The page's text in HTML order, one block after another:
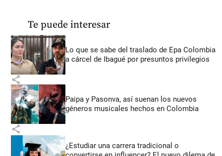
Te puede interesar
Lo que se sabe del traslado de Epa Colombia
a cárcel de Ibagué por presuntos privilegios
share
Paipa y Pasonva, así suenan los nuevos
géneros musicales hechos en Colombia
share
¿Estudiar una carrera tradicional o